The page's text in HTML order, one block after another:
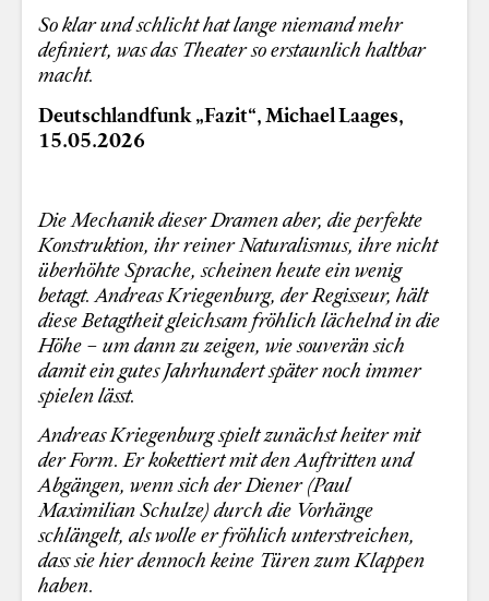
So klar und schlicht hat lange niemand mehr
definiert, was das Theater so erstaunlich haltbar
macht.
Deutschlandfunk „Fazit“, Michael Laages,
15.05.2026
Die Mechanik dieser Dramen aber, die perfekte
Konstruktion, ihr reiner Naturalismus, ihre nicht
überhöhte Sprache, scheinen heute ein wenig
betagt. Andreas Kriegenburg, der Regisseur, hält
diese Betagtheit gleichsam fröhlich lächelnd in die
Höhe – um dann zu zeigen, wie souverän sich
damit ein gutes Jahrhundert später noch immer
spielen lässt.
Andreas Kriegenburgspielt zunächst heiter mit
der Form. Er kokettiert mit den Auftritten und
Abgängen, wenn sich der Diener (Paul
Maximilian Schulze) durch die Vorhänge
schlängelt, als wolle er fröhlich unterstreichen,
dass sie hier dennoch keine Türen zum Klappen
haben.